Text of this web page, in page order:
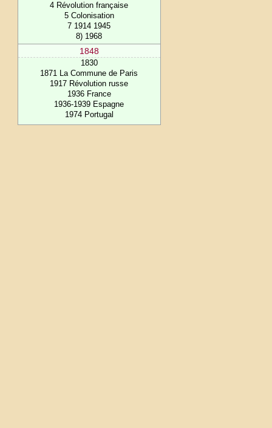
4 Révolution française
5 Colonisation
7 1914 1945
8) 1968
1848
1830
1871 La Commune de Paris
1917 Révolution russe
1936 France
1936-1939 Espagne
1974 Portugal